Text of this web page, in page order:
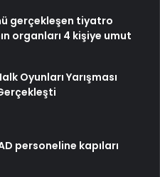
gerçekleşen tiyatro
organları 4 kişiye umut
Oyunları Yarışması
personeline kapıları